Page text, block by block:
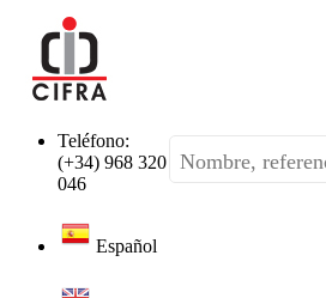
Teléfono:
(+34) 968 320
046
Español